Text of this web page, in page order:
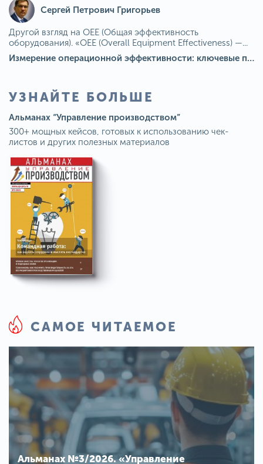
Сергей Петрович Григорьев
Другой взгляд на OEE (Общая эффективность
оборудования). «OEE (Overall Equipment Effectiveness) —...
Измерение операционной эффективности: ключевые показатели для непрерывного совершенствования
УЗНАЙТЕ БОЛЬШЕ
Альманах “Управление производством”
300+ мощных кейсов, готовых к использованию чек-
листов и других полезных материалов
САМОЕ ЧИТАЕМОЕ
Альманах №3/2026. «Управление